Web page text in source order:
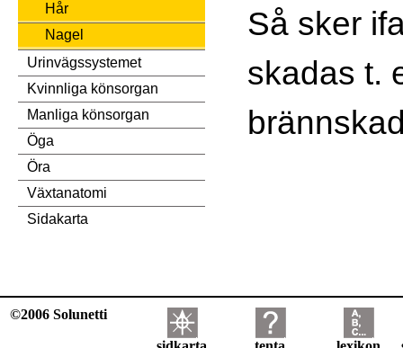
Hår
Nagel
Urinvägssystemet
Kvinnliga könsorgan
Manliga könsorgan
Öga
Öra
Växtanatomi
Sidakarta
Så sker
skadas t.
©2006 Solunetti